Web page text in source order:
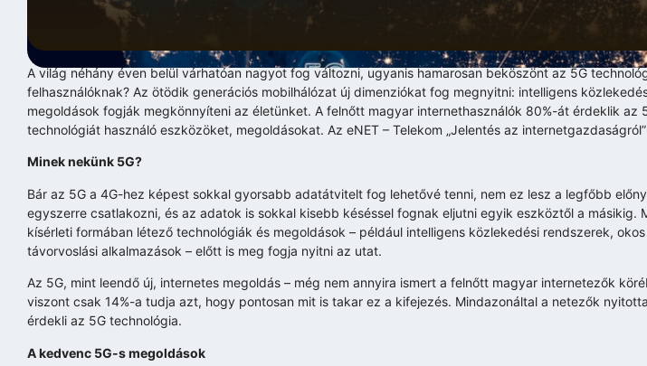
A világ néhány éven belül várhatóan nagyot fog változni, ugyanis hamarosan beköszönt az 5G
felhasználóknak? Az ötödik generációs mobilhálózat új dimenziókat fog megnyitni: intelligens
megoldások fogják megkönnyíteni az életünket. A felnőtt magyar internethasználók 80%-át érdeklik az
technológiát használó eszközöket, megoldásokat. Az eNET – Telekom „Jelentés az
Minek nekünk 5G?
Bár az 5G a 4G-hez képest sokkal gyorsabb adatátvitelt fog lehetővé tenni, nem ez lesz a legfőbb
egyszerre csatlakozni, és az adatok is sokkal kisebb késéssel fognak eljutni egyik eszköztől a másikig.
kísérleti formában létező technológiák és megoldások – például intelligens közlekedési rendszerek,
távorvoslási alkalmazások – előtt is meg fogja nyitni az utat.
Az 5G, mint leendő új, internetes megoldás – még nem annyira ismert a felnőtt magyar internetezők
viszont csak 14%-a tudja azt, hogy pontosan mit is takar ez a kifejezés. Mindazonáltal a netezők
érdekli az 5G technológia.
A kedvenc 5G-s megoldások